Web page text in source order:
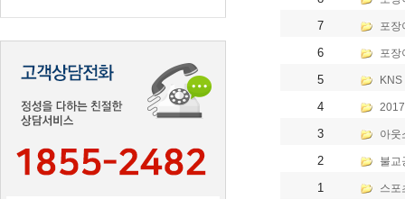
7 포장
6 포장
5
4
3 아웃
2 불교
1 스포